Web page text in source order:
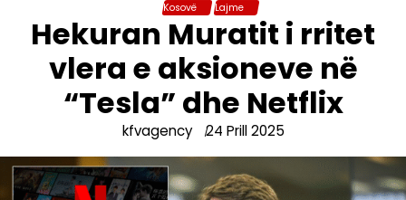
Kosovë Lajme
Hekuran Muratit i rritet
vlera e aksioneve në
“Tesla” dhe Netflix
kfvagency 24 Prill 2025